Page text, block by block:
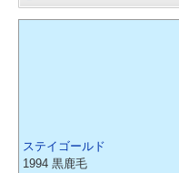
ステイゴールド
1994 黒鹿毛